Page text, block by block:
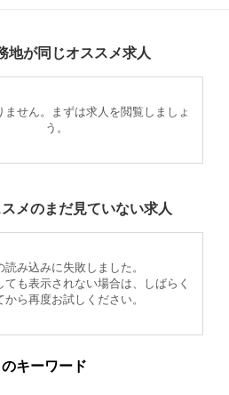
地が同じオススメ求人
ません。まずは求人を閲覧しましょ
う。
メのまだ見ていない求人
読み込みに失敗しました。
ても表示されない場合は、しばらく
から再度お試しください。
キーワード